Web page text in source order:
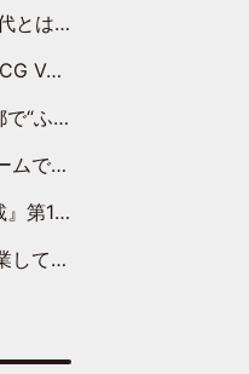
てはいたけど、嘘でしょって」
ージに登壇
昌宏とはハシゴ酒
生で杉内コーチ推し⁉
しまむら」編
ました(笑)」